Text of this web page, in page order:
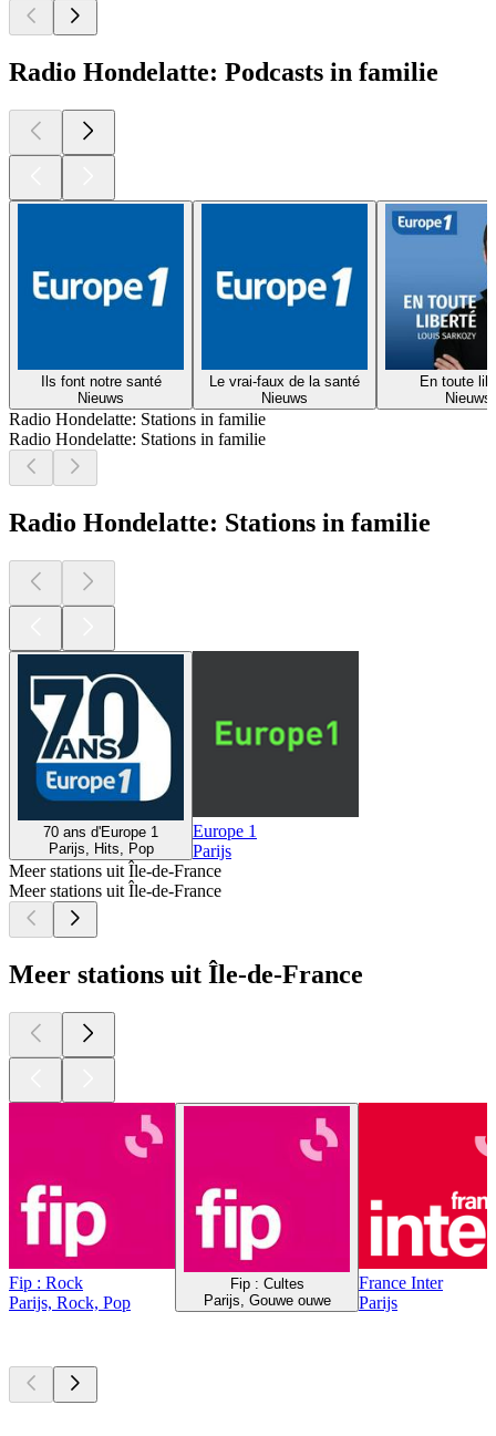
Radio Hondelatte: Podcasts in familie
Ils font notre santé
Nieuws
Le vrai-faux de la santé
Nieuws
En toute
Nieuws
Radio Hondelatte: Stations in familie
Radio Hondelatte: Stations in familie
Radio Hondelatte: Stations in familie
70 ans d'Europe 1
Parijs, Hits, Pop
Europe 1
Parijs
Meer stations uit Île-de-France
Meer stations uit Île-de-France
Meer stations uit Île-de-France
Fip : Rock
Parijs, Rock, Pop
Fip : Cultes
Parijs, Gouwe ouwe
France Inter
Parijs